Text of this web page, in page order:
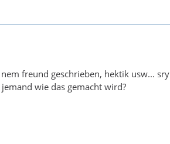
freund geschrieben, hektik usw... sry
wie das gemacht wird?